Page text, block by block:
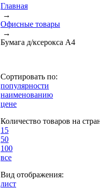
Главная
→
Офисные товары
→
Бумага д/ксерокса А4
Сортировать по:
популярности
наименованию
цене
Количество товаров на
15
50
100
все
Вид отображения:
лист